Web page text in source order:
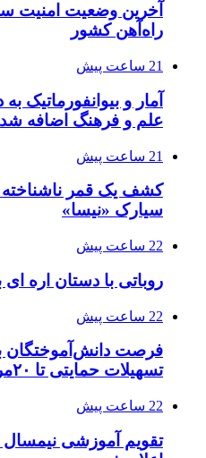
آخرین وضعیت امنیت
راه‌آهن کشور
21 ساعت پیش
آمار و
علم و فرهنگ اضافه شد
21 ساعت پیش
کشف یک قمر ناشناخته
سیارک «نیسا»
22 ساعت پیش
روباتی با دستان اره
22 ساعت پیش
فرصت دانش‌آموختگان
تسهیلات حمایتی تا ۲۰مرداد
22 ساعت پیش
تقویم آموزشی نیمسال